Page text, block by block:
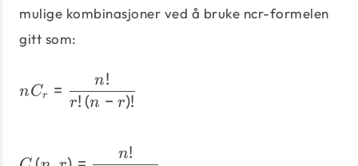
mulige kombinasjoner ved å bruke ncr-formelen
gitt som:
nCr =
r! (n − r)!
n!
n!